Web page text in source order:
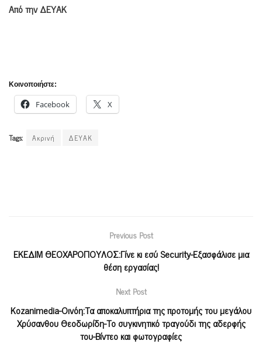
Από την ΔΕΥΑΚ
Κοινοποιήστε:
Facebook X
Tags: Ακρινή ΔΕΥΑΚ
Previous Post
ΕΚΕΔΙΜ ΘΕΟΧΑΡΟΠΟΥΛΟΣ:Γίνε κι εσύ Security-Εξασφάλισε μια
θέση εργασίας!
Next Post
Kozanimedia-Οινόη:Τα αποκαλυπτήρια της προτομής του μεγάλου
Χρύσανθου Θεοδωρίδη-Το συγκινητικό τραγούδι της αδερφής
του-Βίντεο και φωτογραφίες